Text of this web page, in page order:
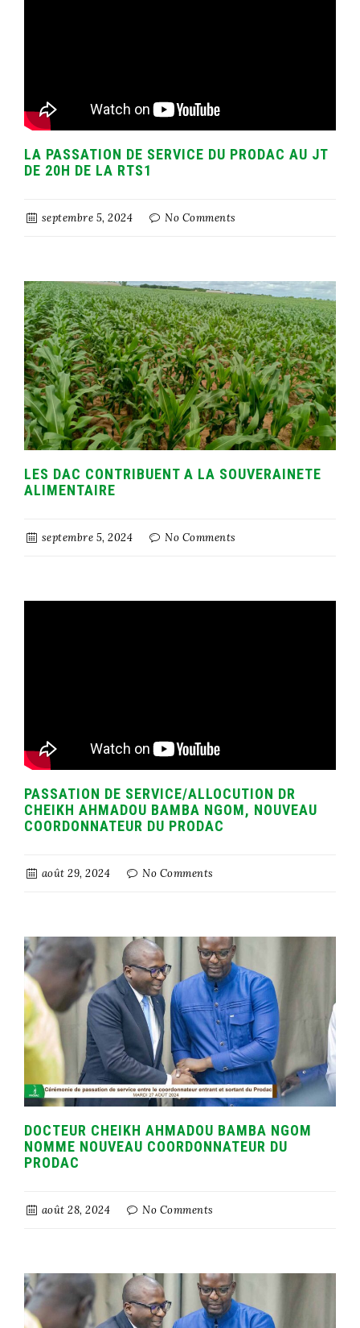
LA PASSATION DE SERVICE DU PRODAC AU JT
DE 20H DE LA RTS1
septembre 5, 2024 No Comments
LES DAC CONTRIBUENT A LA SOUVERAINETE
ALIMENTAIRE
septembre 5, 2024 No Comments
PASSATION DE SERVICE/ALLOCUTION DR
CHEIKH AHMADOU BAMBA NGOM, NOUVEAU
COORDONNATEUR DU PRODAC
août 29, 2024 No Comments
DOCTEUR CHEIKH AHMADOU BAMBA NGOM
NOMME NOUVEAU COORDONNATEUR DU
PRODAC
août 28, 2024 No Comments